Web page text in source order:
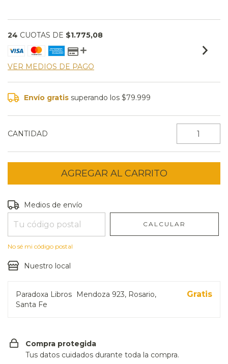
24 CUOTAS DE $1.775,08
VER MEDIOS DE PAGO
Envío gratis superando los$79.999
CANTIDAD
Entregas para el CP:
Medios de envío
CALCULAR
No sé mi código postal
Nuestro local
Paradoxa Libros
Mendoza 923, Rosario,
Santa Fe
Gratis
Compra protegida
Tus datos cuidados durante toda la compra.